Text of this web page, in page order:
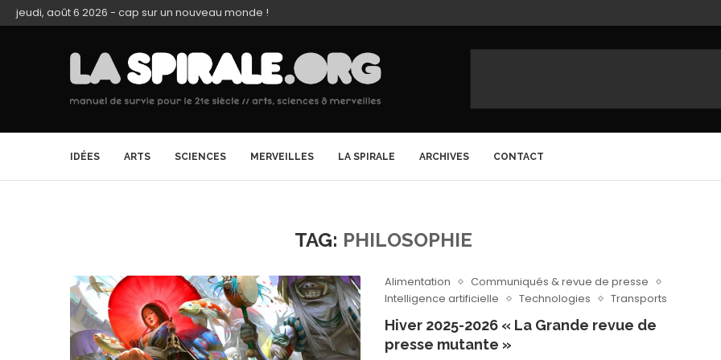
jeudi, août 6 2026 - cap sur un nouveau monde !
IDÉES ARTS SCIENCES MERVEILLES LA SPIRALE ARCHIVES CONTACT
TAG: PHILOSOPHIE
Alimentation
Communiqués & revue de presse
Intelligence artificielle
Technologies Transports
Hiver 2025-2026 « La Grande revue de
presse mutante »